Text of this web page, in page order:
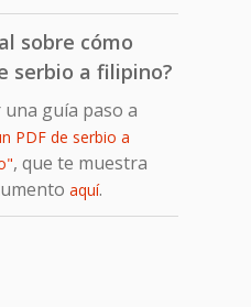
sobre cómo
serbio a filipino?
guía paso a
PDF de serbio a
, que te muestra
aquí.